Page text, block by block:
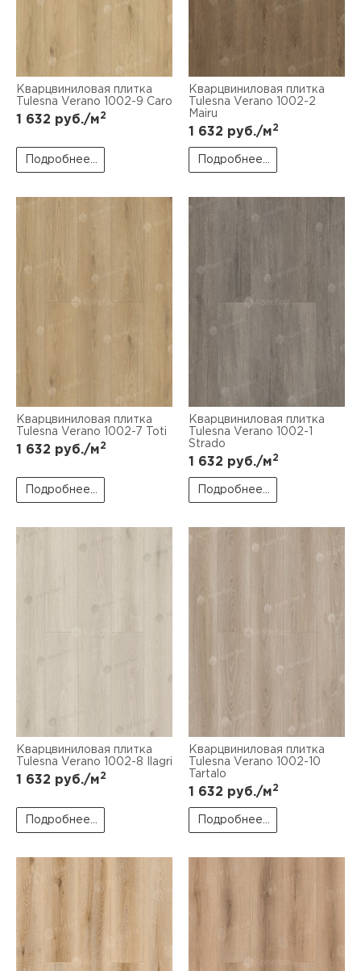
Кварцвиниловая плитка
Tulesna Verano 1002-9 Caro
1 632 руб./м2
Подробнее...
Кварцвиниловая плитка
Tulesna Verano 1002-2
Mairu
1 632 руб./м2
Подробнее...
Кварцвиниловая плитка
Tulesna Verano 1002-7 Toti
1 632 руб./м2
Подробнее...
Кварцвиниловая плитка
Tulesna Verano 1002-1
Strado
1 632 руб./м2
Подробнее...
Кварцвиниловая плитка
Tulesna Verano 1002-8 Ilagri
1 632 руб./м2
Подробнее...
Кварцвиниловая плитка
Tulesna Verano 1002-10
Tartalo
1 632 руб./м2
Подробнее...